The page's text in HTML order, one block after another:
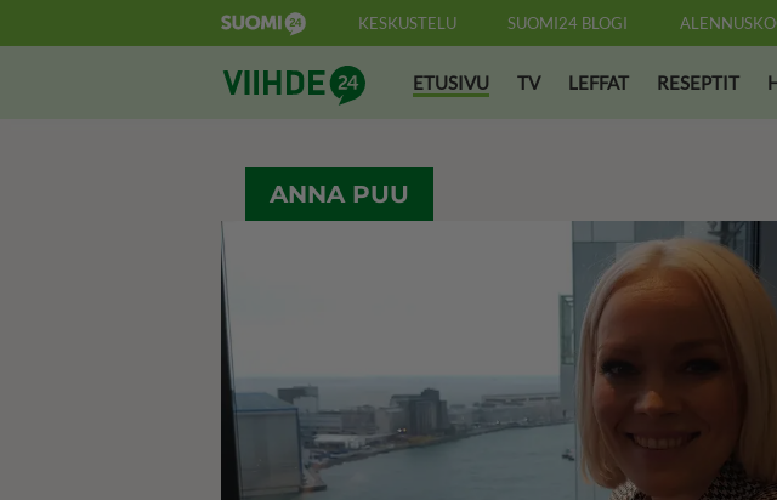
KESKUSTELU SUOMI24 BLOGI
Suomi24 ViihdeETUSIVU TV LEFFAT RESEPTIT
ANNA PUU